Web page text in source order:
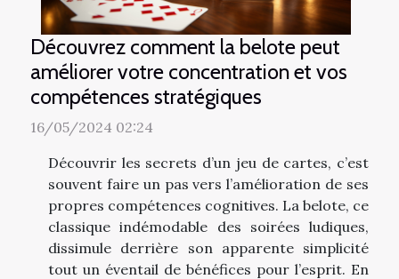
Découvrez comment la belote peut
améliorer votre concentration et vos
compétences stratégiques
16/05/2024 02:24
Découvrir les secrets d’un jeu de cartes, c’est
souvent faire un pas vers l’amélioration de ses
propres compétences cognitives. La belote, ce
classique indémodable des soirées ludiques,
dissimule derrière son apparente simplicité
tout un éventail de bénéfices pour l’esprit. En